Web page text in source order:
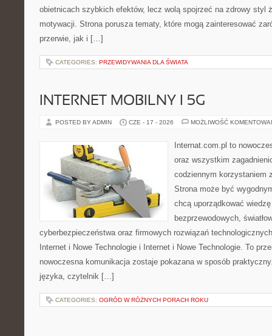
obietnicach szybkich efektów, lecz wolą spojrzeć na zdrowy styl
motywacji. Strona porusza tematy, które mogą zainteresować
przerwie, jak i […]
CATEGORIES: PRZEWIDYWANIA DLA ŚWIATA
INTERNET MOBILNY I 5G
POSTED BY ADMIN CZE - 17 - 2026 MOŻLIWOŚĆ
Internat.com.pl to
oraz wszystkim
codziennym korzystaniem
Strona może być
chcą uporządkować
bezprzewodowych,
cyberbezpieczeństwa oraz firmowych rozwiązań
Internet i Nowe Technologie i Internet i Nowe Technologie. To
nowoczesna komunikacja zostaje pokazana w sposób
języka, czytelnik […]
CATEGORIES: OGRÓD W RÓŻNYCH PORACH ROKU